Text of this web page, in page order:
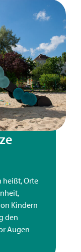
heißt, Orte
Kindern
den
Augen